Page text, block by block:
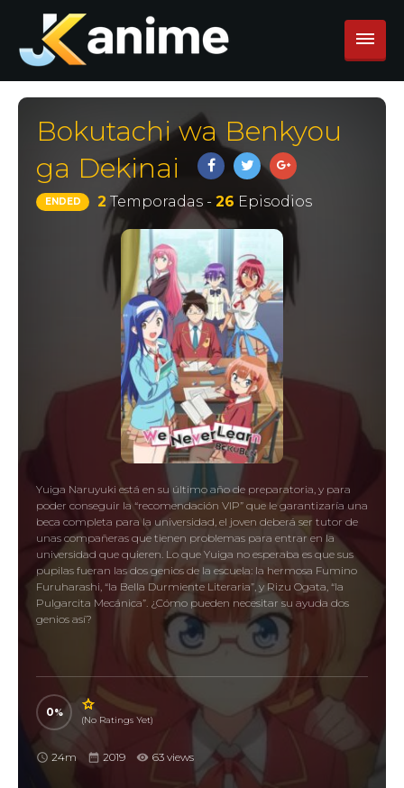
Bokutachi wa Benkyou
ga Dekinai
ENDED 2 Temporadas - 26 Episodios
Yuiga Naruyuki está en su último año de preparatoria, y para
poder conseguir la “recomendación VIP” que le garantizaría una
beca completa para la universidad, el joven deberá ser tutor de
unas compañeras que tienen problemas para entrar en la
universidad que quieren. Lo que Yuiga no esperaba es que sus
pupilas fueran las dos genios de la escuela: la hermosa Fumino
Furuharashi, “la Bella Durmiente Literaria”, y Rizu Ogata, “la
Pulgarcita Mecánica”. ¿Cómo pueden necesitar su ayuda dos
genios así?
0
(No Ratings Yet)
24m 2019 63 views